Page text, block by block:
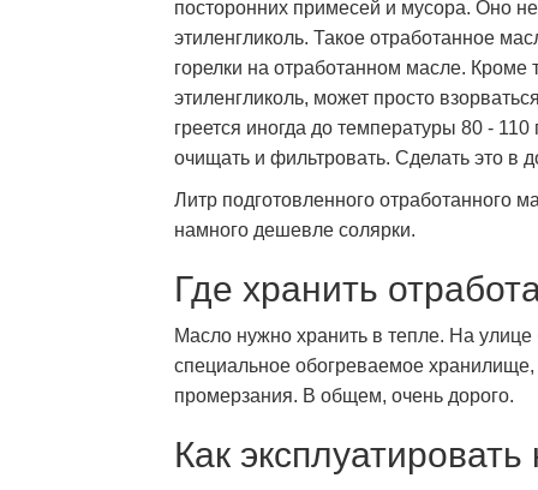
посторонних примесей и мусора. Оно
этиленгликоль. Такое отработанное
горелки на отработанном масле.
этиленгликоль, может просто
греется иногда до температуры 80 -
очищать и фильтровать. Сделать это в
Литр подготовленного отработанного
намного дешевле солярки.
Где хранить
Масло нужно хранить в тепле. На
специальное обогреваемое
промерзания. В общем, очень дорого.
Как